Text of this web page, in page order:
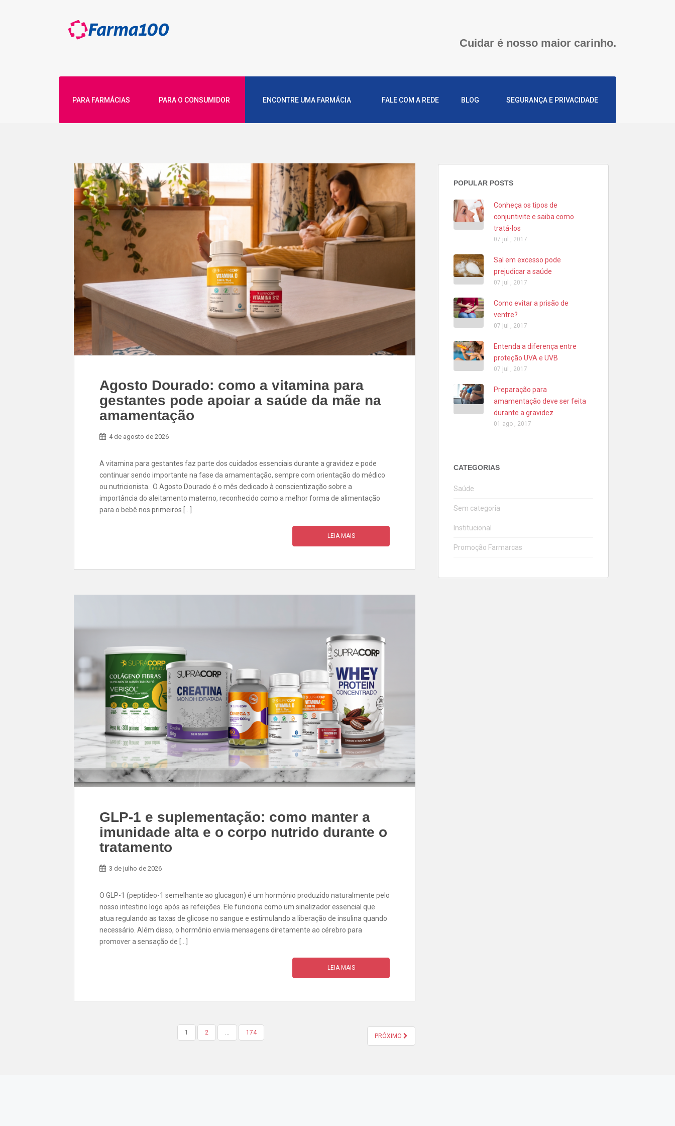
Cuidar é nosso maior carinho.
PARA FARMÁCIAS PARA O CONSUMIDOR ENCONTRE UMA FARMÁCIA FALE COM A REDE BLOG SEGURANÇA E PRIVACIDADE
Agosto Dourado: como a vitamina para
gestantes pode apoiar a saúde da mãe na
amamentação
4 de agosto de 2026
A vitamina para gestantes faz parte dos cuidados essenciais durante a gravidez e pode
continuar sendo importante na fase da amamentação, sempre com orientação do médico
ou nutricionista. O Agosto Dourado é o mês dedicado à conscientização sobre a
importância do aleitamento materno, reconhecido como a melhor forma de alimentação
para o bebê nos primeiros […]
LEIA MAIS
GLP-1 e suplementação: como manter a
imunidade alta e o corpo nutrido durante o
tratamento
3 de julho de 2026
O GLP-1 (peptídeo-1 semelhante ao glucagon) é um hormônio produzido naturalmente pelo
nosso intestino logo após as refeições. Ele funciona como um sinalizador essencial que
atua regulando as taxas de glicose no sangue e estimulando a liberação de insulina quando
necessário. Além disso, o hormônio envia mensagens diretamente ao cérebro para
promover a sensação de […]
LEIA MAIS
1 2 … 174 PRÓXIMO
POPULAR POSTS
Conheça os tipos de
conjuntivite e saiba como
tratá-los
07 jul , 2017
Sal em excesso pode
prejudicar a saúde
07 jul , 2017
Como evitar a prisão de
ventre?
07 jul , 2017
Entenda a diferença entre
proteção UVA e UVB
07 jul , 2017
Preparação para
amamentação deve ser feita
durante a gravidez
01 ago , 2017
CATEGORIAS
Saúde
Sem categoria
Institucional
Promoção Farmarcas